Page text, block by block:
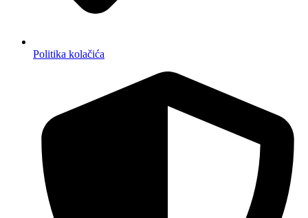
Politika kolačića